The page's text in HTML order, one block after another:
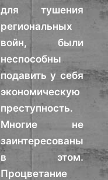
для тушения
региональных
войн, были
неспособны
подавить у себя
экономическую
преступность.
Многие не
заинтересованы
в этом.
Процветание